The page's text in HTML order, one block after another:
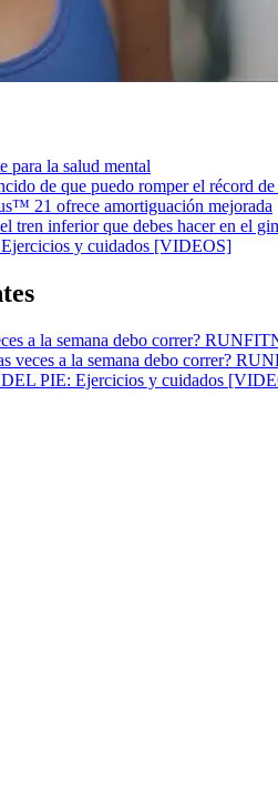
para la salud mental
de que puedo romper el récord de
21 ofrece amortiguación mejorada
tren inferior que debes hacer en el
y cuidados [VIDEOS]
a la semana debo correr?
veces a la semana debo correr?
PIE: Ejercicios y cuidados